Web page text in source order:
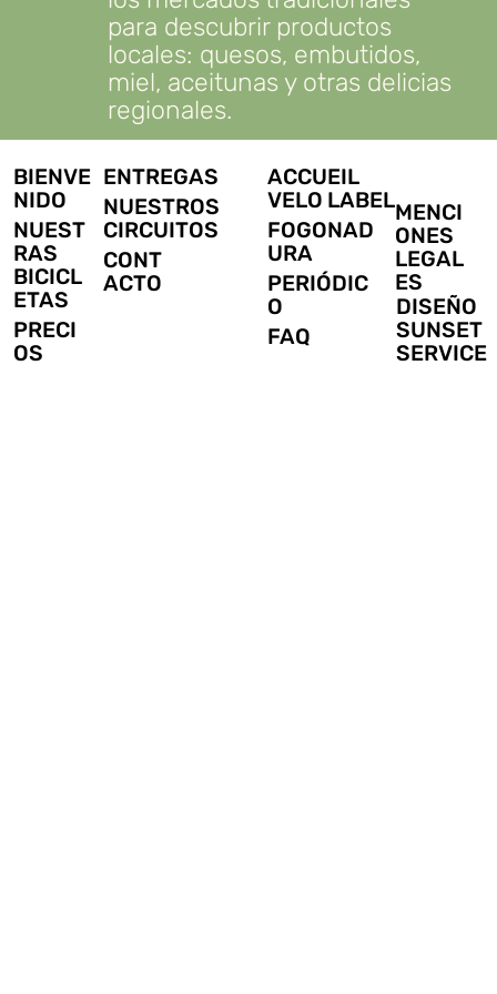
para descubrir productos
locales: quesos, embutidos,
miel, aceitunas y otras delicias
regionales.
BIENVE
NIDO
NUEST
RAS
BICICL
ETAS
PRECI
OS
ENTREGAS
NUESTROS
CIRCUITOS
CONT
ACTO
ACCUEIL
VELO LABEL
FOGONAD
URA
FAQ
PERIÓDIC
O
MENCI
ONES
LEGAL
ES
DISEÑO
SUNSET
SERVICE